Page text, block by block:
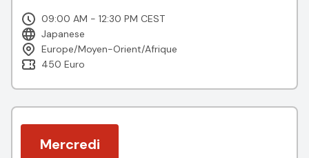
09:00 AM - 12:30 PM CEST
Japanese
Europe/Moyen-Orient/Afrique
450 Euro
Mercredi